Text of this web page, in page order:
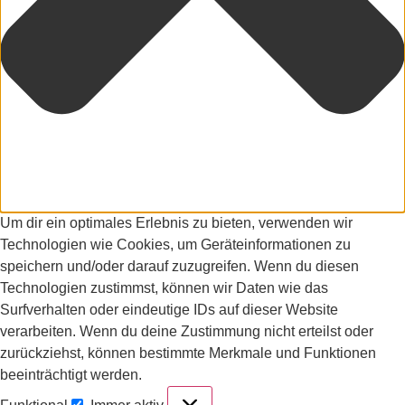
Um dir ein optimales Erlebnis zu bieten, verwenden wir
Technologien wie Cookies, um Geräteinformationen zu
speichern und/oder darauf zuzugreifen. Wenn du diesen
Technologien zustimmst, können wir Daten wie das
Surfverhalten oder eindeutige IDs auf dieser Website
verarbeiten. Wenn du deine Zustimmung nicht erteilst oder
zurückziehst, können bestimmte Merkmale und Funktionen
beeinträchtigt werden.